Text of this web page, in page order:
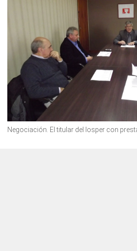
Negociación. El titular del Iosper con